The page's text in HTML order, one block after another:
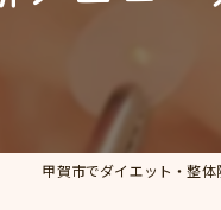
甲賀市でダイエット・整体